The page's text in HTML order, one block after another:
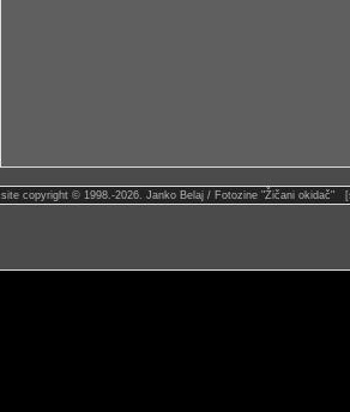
site copyright © 1998.-2026. Janko Belaj / Fotozine "Žičani okidač"